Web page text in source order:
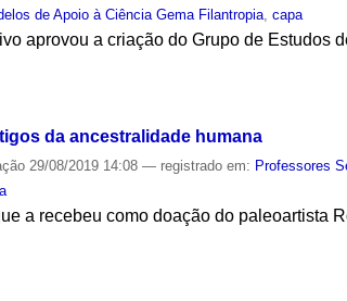
de Apoio à Ciência Gema Filantropia,capa
aprovou a criação do Grupo de Estudos
da ancestralidade humana
29/08/2019 14:08— registrado em: Professores
a recebeu como doação do paleoartista